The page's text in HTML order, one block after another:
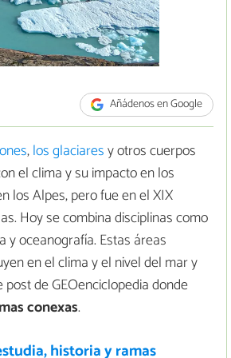
Añádenos en Google
,los glaciaresy otros cuerpos
el clima y su impacto en los
los Alpes, pero fue en el XIX
Hoy se combina disciplinas como
y oceanografía. Estas áreas
en el clima y el nivel del mar y
de GEOenciclopedia donde
conexas.
historia y ramas